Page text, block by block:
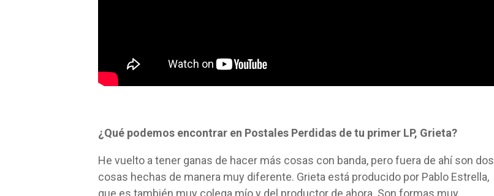
¿Qué podemos encontrar en Postales Perdidas de tu primer LP, Grieta?
He vuelto a tener ganas de hacer más cosas con banda, pero fuera de ahí son dos
cosas hechas de manera muy diferente. Grieta está producido por Pablo Estrella,
que es también muy colega mío y del productor de ahora. Son formas muy